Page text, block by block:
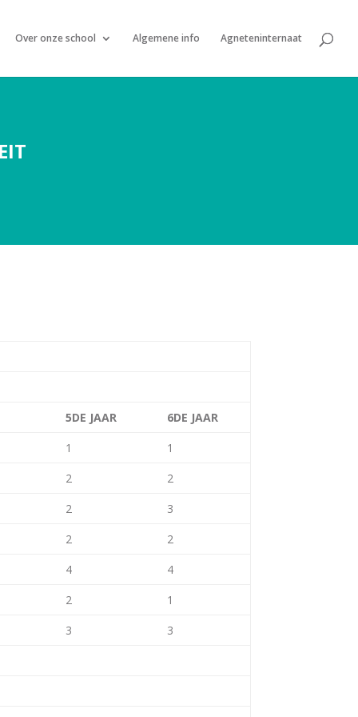
Over onze school Algemene info Agneteninternaat
5DE JAAR
6DE JAAR
1
1
2
2
2
3
2
2
4
4
2
1
3 3